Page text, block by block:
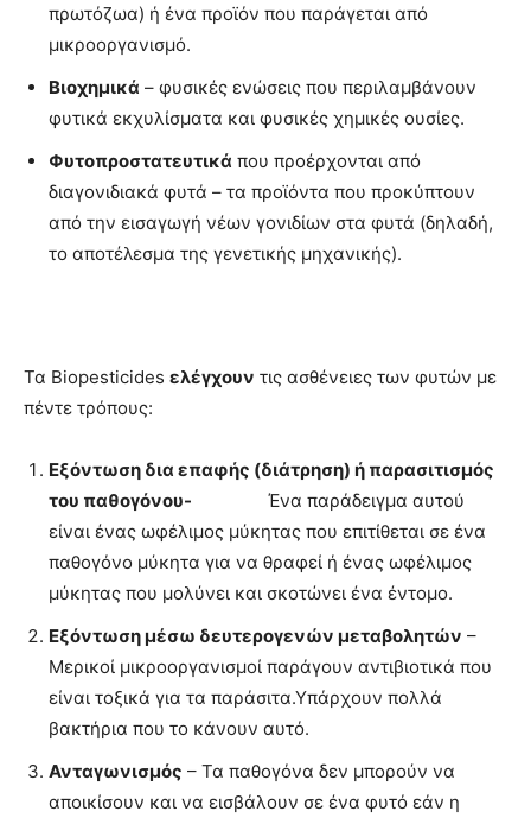
πρωτόζωα) ή ένα προϊόν που παράγεται από
μικροοργανισμό.
Βιοχημικά – φυσικές ενώσεις που περιλαμβάνουν
φυτικά εκχυλίσματα και φυσικές χημικές ουσίες.
Φυτοπροστατευτικά που προέρχονται από
διαγονιδιακά φυτά – τα προϊόντα που προκύπτουν
από την εισαγωγή νέων γονιδίων στα φυτά (δηλαδή,
το αποτέλεσμα της γενετικής μηχανικής).
Τα Biopesticides ελέγχουν τις ασθένειες των φυτών με
πέντε τρόπους:
Εξόντωση δια επαφής (διάτρηση) ή παρασιτισμός
του παθογόνου-
Ένα παράδειγμα αυτού
είναι ένας ωφέλιμος μύκητας που επιτίθεται σε ένα
παθογόνο μύκητα για να θραφεί ή ένας ωφέλιμος
μύκητας που μολύνει και σκοτώνει ένα έντομο.
Εξόντωση μέσω δευτερογενών μεταβολητών –
Μερικοί μικροοργανισμοί παράγουν αντιβιοτικά που
είναι τοξικά για τα παράσιτα.Υπάρχουν πολλά
βακτήρια που το κάνουν αυτό.
Ανταγωνισμός – Τα παθογόνα δεν μπορούν να
αποικίσουν και να εισβάλουν σε ένα φυτό εάν η